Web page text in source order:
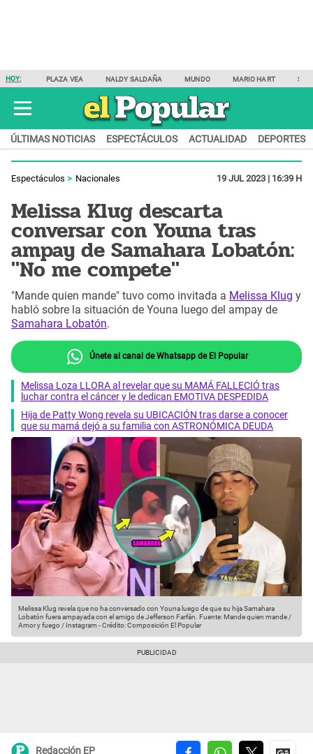
HOY: PLAZA VEA NALDY SALDAÑA MUNDO MARIO HART
ÚLTIMAS NOTICIAS ESPECTÁCULOS ACTUALIDAD DEPORTES
Espectáculos Nacionales 19 JUL 2023 | 16:39 H
Melissa Klug descarta
conversar con Youna tras
ampay de Samahara Lobatón:
"No me compete"
"Mande quien mande" tuvo como invitada a Melissa Klug y
habló sobre la situación de Youna luego del ampay de
Samahara Lobatón.
Únete al canal de Whatsapp de El Popular
Melissa Loza LLORA al revelar que su MAMÁ FALLECIÓ tras
luchar contra el cáncer y le dedican EMOTIVA DESPEDIDA
Hija de Patty Wong revela su UBICACIÓN tras darse a conocer
que su mamá dejó a su familia con ASTRONÓMICA DEUDA
Melissa Klug revela que no ha conversado con Youna luego de que su hija Samahara
Lobatón fuera ampayada con el amigo de Jefferson Farfán. Fuente: Mande quien mande /
Amor y fuego / Instagram -Crédito: Composición El Popular
Redacción EP